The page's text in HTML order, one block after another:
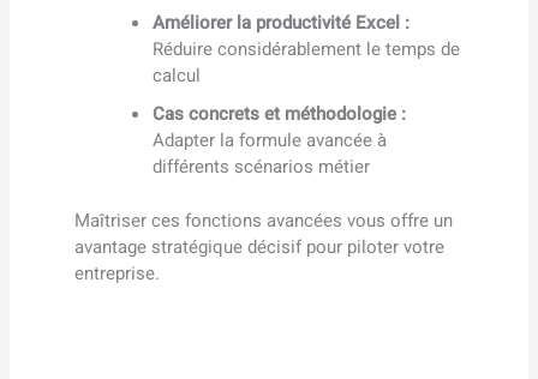
Améliorer la productivité Excel :
Réduire considérablement le temps de
calcul
Cas concrets et méthodologie :
Adapter la formule avancée à
différents scénarios métier
Maîtriser ces fonctions avancées vous offre un
avantage stratégique décisif pour piloter votre
entreprise.